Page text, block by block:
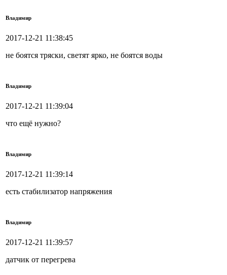
Владимир
2017-12-21 11:38:45
не боятся тряски, светят ярко, не боятся воды
Владимир
2017-12-21 11:39:04
что ещё нужно?
Владимир
2017-12-21 11:39:14
есть стабилизатор напряжения
Владимир
2017-12-21 11:39:57
датчик от перегрева